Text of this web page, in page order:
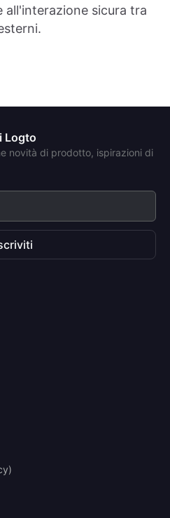
sicura tra
Logto
novità di prodotto, ispirazioni di